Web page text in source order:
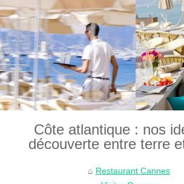
Côte atlantique : nos
découverte entre terre
Restaurant Cannes